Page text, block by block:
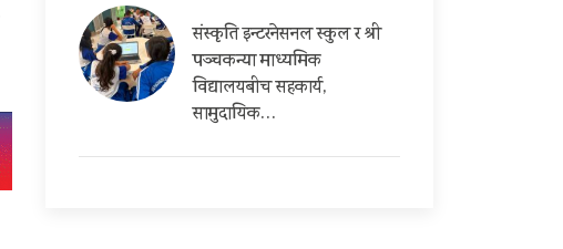
संस्कृति इन्टरनेसनल स्कुल र श्री
पञ्चकन्या माध्यमिक
विद्यालयबीच सहकार्य,
सामुदायिक…